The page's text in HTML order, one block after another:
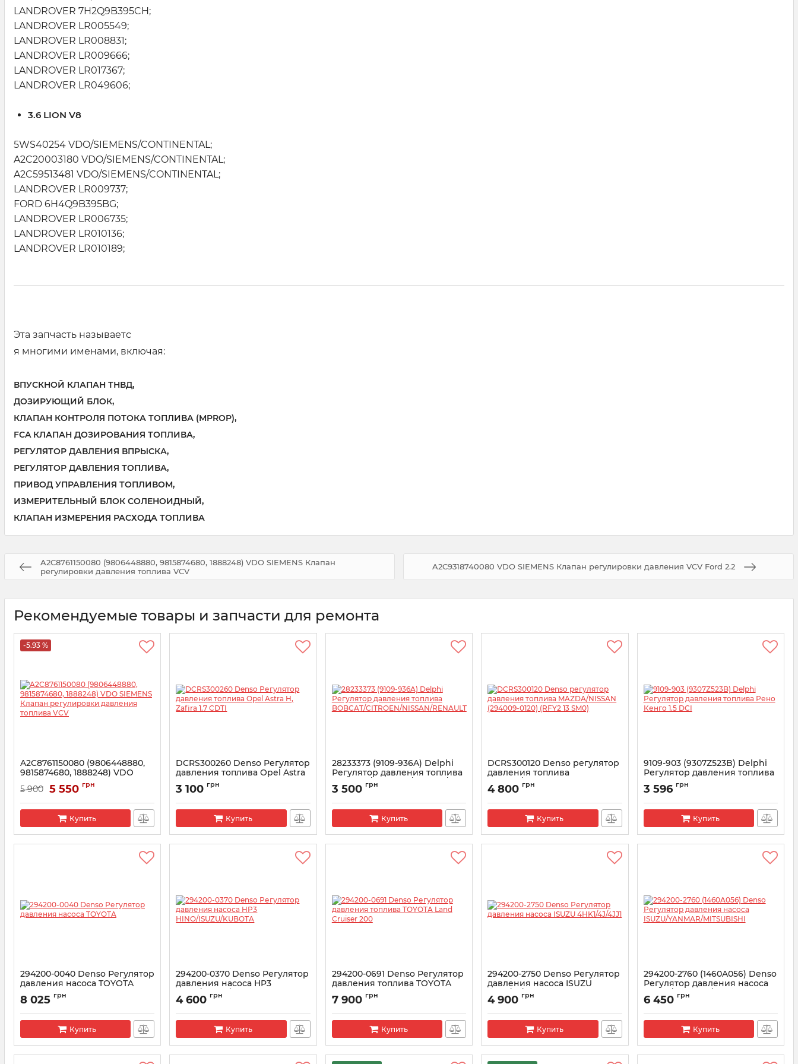
LANDROVER 7H2Q9B395CH;
LANDROVER LR005549;
LANDROVER LR008831;
LANDROVER LR009666;
LANDROVER LR017367;
LANDROVER LR049606;
3.6 LION V8
5WS40254 VDO/SIEMENS/CONTINENTAL;
A2C20003180 VDO/SIEMENS/CONTINENTAL;
A2C59513481 VDO/SIEMENS/CONTINENTAL;
LANDROVER LR009737;
FORD 6H4Q9B395BG;
LANDROVER LR006735;
LANDROVER LR010136;
LANDROVER LR010189;
Эта запчасть называетс
я многими именами, включая:
ВПУСКНОЙ КЛАПАН ТНВД,
ДОЗИРУЮЩИЙ БЛОК,
КЛАПАН КОНТРОЛЯ ПОТОКА ТОПЛИВА (MPROP),
FCA КЛАПАН ДОЗИРОВАНИЯ ТОПЛИВА,
РЕГУЛЯТОР ДАВЛЕНИЯ ВПРЫСКА,
РЕГУЛЯТОР ДАВЛЕНИЯ ТОПЛИВА,
ПРИВОД УПРАВЛЕНИЯ ТОПЛИВОМ,
ИЗМЕРИТЕЛЬНЫЙ БЛОК СОЛЕНОИДНЫЙ,
КЛАПАН ИЗМЕРЕНИЯ РАСХОДА ТОПЛИВА
A2C8761150080 (9806448880, 9815874680, 1888248) VDO SIEMENS Клапан
регулировки давления топлива VCV
A2C9318740080 VDO SIEMENS Клапан регулировки давления VCV Ford 2.2
Рекомендуемые товары и запчасти для ремонта
-5.93 %
A2C8761150080 (9806448880,
9815874680, 1888248) VDO
SIEMENS Клапан регулировки
давления топлива VCV
Артикул: 9815874680
5 900 5 550 грн
Купить
DCRS300260 Denso Регулятор
давления топлива Opel Astra
H, Zafira 1.7 CDTI
Артикул:
3 100 грн
Купить
28233373 (9109-936A) Delphi
Регулятор давления топлива
BOBCAT/CITROEN/NISSAN/RENAULT
Артикул:
3 500 грн
Купить
DCRS300120 Denso регулятор
давления топлива
MAZDA/NISSAN (294009-0120)
(RFY2 13 SM0)
Артикул: DCRS300120
4 800 грн
Купить
9109-903 (9307Z523B) Delphi
Регулятор давления топлива
Рено Кенго 1.5 DCI
Артикул:
3 596 грн
Купить
294200-0040 Denso Регулятор
давления насоса TOYOTA
Артикул: 294200-0040
8 025 грн
Купить
294200-0370 Denso Регулятор
давления насоса HP3
HINO/ISUZU/KUBOTA
Артикул:
4 600 грн
Купить
294200-0691 Denso Регулятор
давления топлива TOYOTA
Land Cruiser 200
Артикул:
7 900 грн
Купить
294200-2750 Denso Регулятор
давления насоса ISUZU
4HK1/4J/4JJ1
Артикул:
4 900 грн
Купить
294200-2760 (1460A056) Denso
Регулятор давления насоса
ISUZU/YANMAR/MITSUBISHI
Артикул:
6 450 грн
Купить